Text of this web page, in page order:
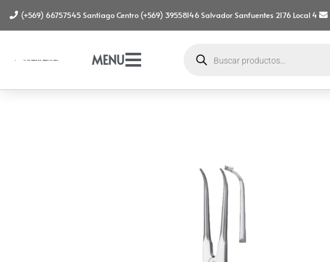
(+569) 66757545 Santiago Centro (+569) 39558146 Salvador Sanfuentes 2176 Local 4
MENU